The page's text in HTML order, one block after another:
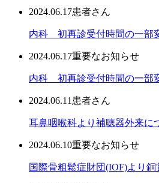
2024.06.17患者さん
内科 初再診受付時間の一部
2024.06.17重要なお知らせ
内科 初再診受付時間の一部
2024.06.11 患者さん
耳鼻咽喉科より補聴器外来に
2024.06.10重要なお知らせ
国際骨粗鬆症財団(IOF)より